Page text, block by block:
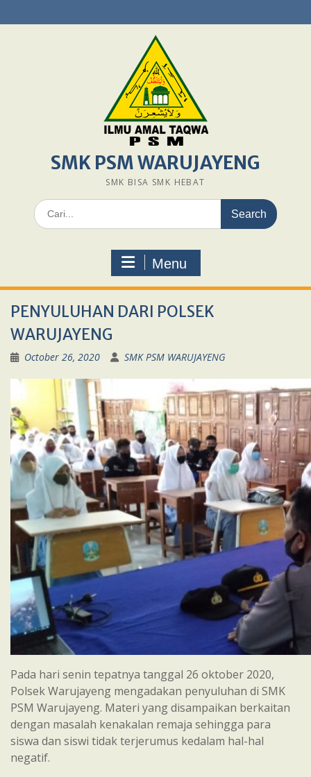
to
SMK PSM WARUJAYENG
SMK BISA SMK HEBAT
Search
for:
Menu
PENYULUHAN DARI POLSEK
WARUJAYENG
October 26, 2020 SMK PSM WARUJAYENG
Pada hari senin tepatnya tanggal 26 oktober 2020,
Polsek Warujayeng mengadakan penyuluhan di SMK
PSM Warujayeng. Materi yang disampaikan berkaitan
dengan masalah kenakalan remaja sehingga para
siswa dan siswi tidak terjerumus kedalam hal-hal
negatif.